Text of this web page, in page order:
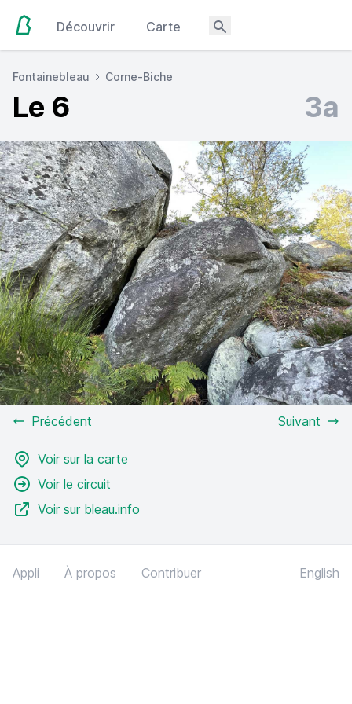
Découvrir Carte
Fontainebleau Corne-Biche
Le 6 3a
Précédent Suivant
Voir sur la carte
Voir le circuit
Voir sur bleau.info
Appli À propos Contribuer English